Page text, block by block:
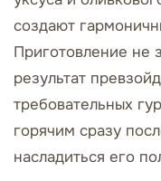
создают
Приготовление не
результат
требовательных
горячим сразу
насладиться его